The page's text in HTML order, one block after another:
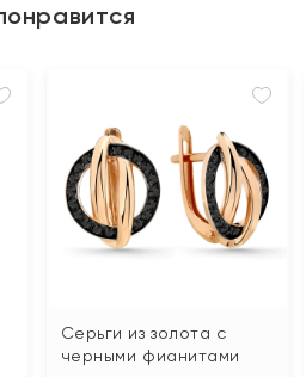
Серьги из золота с
черными фианитами